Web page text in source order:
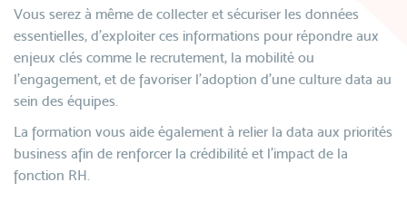
Vous serez à même de collecter et sécuriser les données
essentielles, d’exploiter ces informations pour répondre aux
enjeux clés comme le recrutement, la mobilité ou
l’engagement, et de favoriser l’adoption d’une culture data au
sein des équipes.
La formation vous aide également à relier la data aux priorités
business afin de renforcer la crédibilité et l’impact de la
fonction RH.